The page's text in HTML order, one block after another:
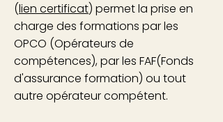
(lien certificat) permet la prise en
charge des formations par les
OPCO (Opérateurs de
compétences), par les FAF(Fonds
d'assurance formation) ou tout
autre opérateur compétent.